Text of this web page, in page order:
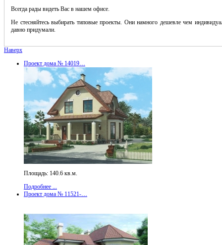
Всегда рады видеть Вас в нашем офисе.
Не стесняйтесь выбирать типовые проекты. Они намного дешевле чем
давно придумали.
Наверх
Проект дома № 14019…
Площадь: 140.6 кв.м.
Подробнее ...
Проект дома № 11521-…